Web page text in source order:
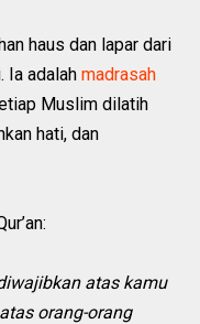
haus dan lapar dari
Ia adalahmadrasah
Muslim dilatih
hati, dan
atas kamu
orang-orang